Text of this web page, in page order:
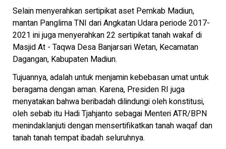
Selain menyerahkan sertipikat aset Pemkab Madiun,
mantan Panglima TNI dari Angkatan Udara periode 2017-
2021 ini juga menyerahkan 22 sertipikat tanah wakaf di
Masjid At - Taqwa Desa Banjarsari Wetan, Kecamatan
Dagangan, Kabupaten Madiun.
Tujuannya, adalah untuk menjamin kebebasan umat untuk
beragama dengan aman. Karena, Presiden RI juga
menyatakan bahwa beribadah dilindungi oleh konstitusi,
oleh sebab itu Hadi Tjahjanto sebagai Menteri ATR/BPN
menindaklanjuti dengan mensertifikatkan tanah waqaf dan
tanah tanah tempat ibadah seluruhnya.